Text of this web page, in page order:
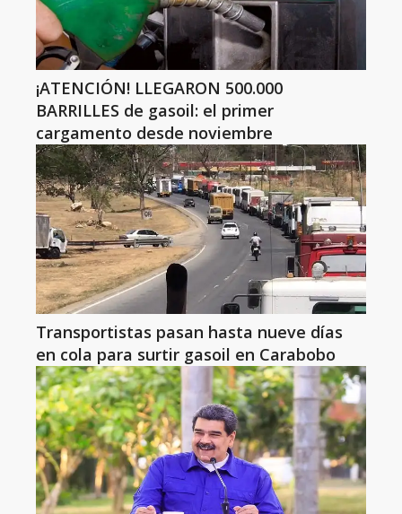
¡ATENCIÓN! LLEGARON 500.000
BARRILLES de gasoil: el primer
cargamento desde noviembre
Transportistas pasan hasta nueve días
en cola para surtir gasoil en Carabobo